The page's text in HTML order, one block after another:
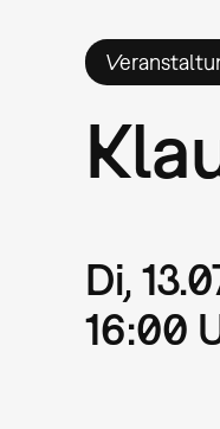
Di,
16:00